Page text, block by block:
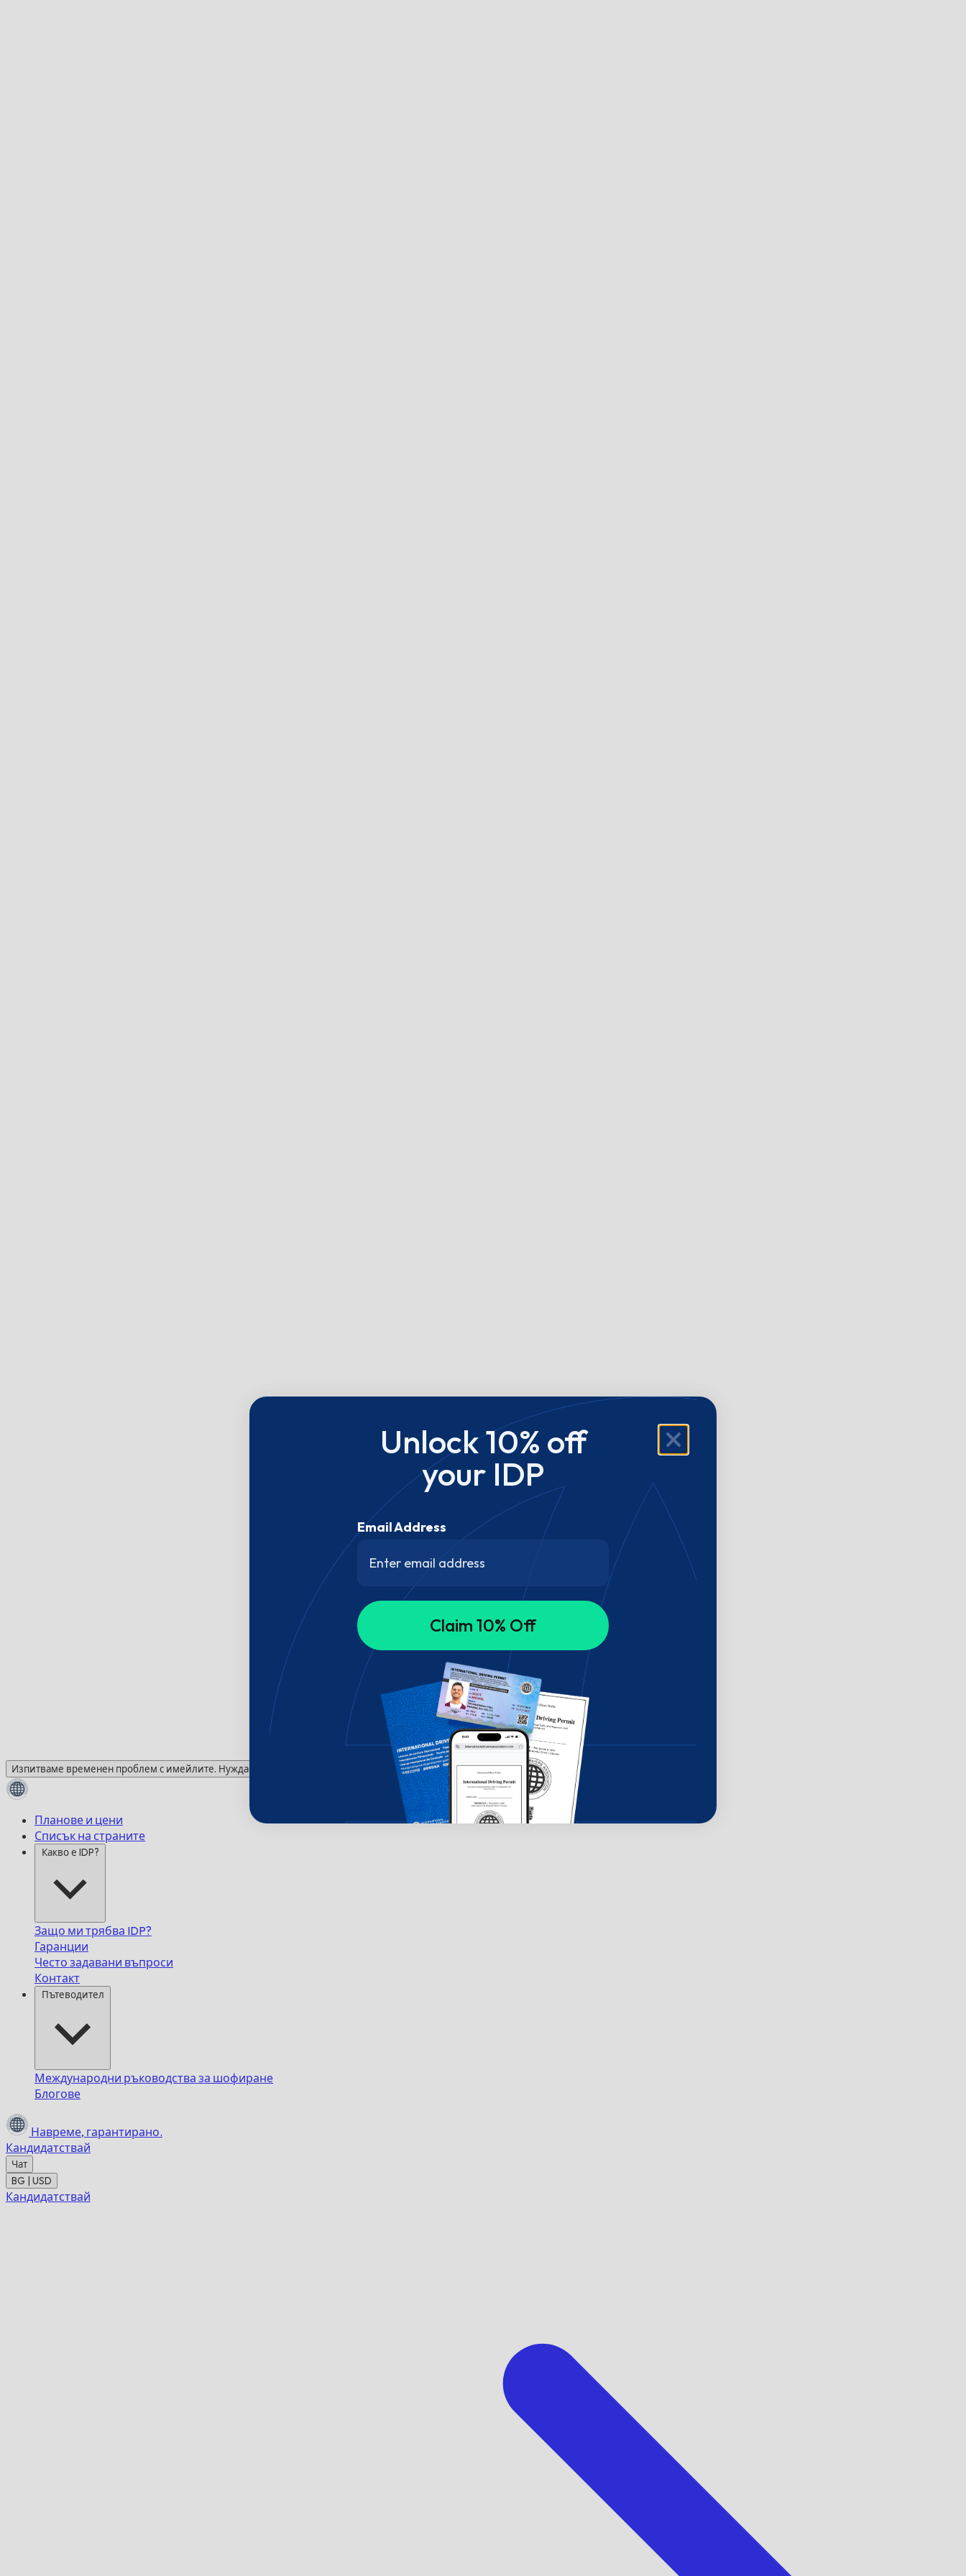
Изпитваме временен проблем с имейлите. Нуждаете се от помощ? Чатете с нас!
Планове и цени
Списък на страните
Какво е IDP?
Защо ми трябва IDP?
Гаранции
Често задавани въпроси
Контакт
Пътеводител
Международни ръководства за шофиране
Блогове
Навреме, гарантирано.
Кандидатствай
Чат
BG | USD
Кандидатствай
Unlock 10% off
your IDP
Email Address
Claim 10% Off